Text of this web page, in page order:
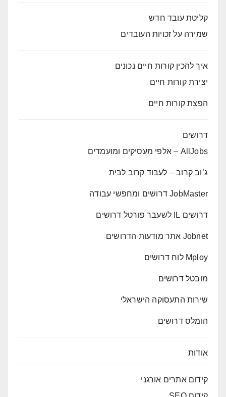
קליטת עובד חדש
שמירה על זכויות העובדים
איך להכין קורות חיים נכונים
יצירת קורות חיים
הפצת קורות חיים
דרושים
AllJobs – אלפי מעסיקים ומועמדים
ג’וב קרוב – לעבוד קרוב לבית
JobMaster דרושים ומחפשי עבודה
דרושים IL לשעבר פורטל דרושים
Jobnet אתר מודעות הדרושים
Mploy לוח דרושים
מובטל דרושים
שירות התעסוקה הישראלי
הומלס דרושים
אודות
קידום אתרים אורגני